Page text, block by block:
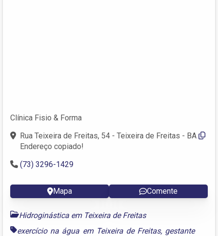
Clínica Fisio & Forma
Rua Teixeira de Freitas, 54 - Teixeira de Freitas - BA
Endereço copiado!
(73) 3296-1429
Mapa Comente
Hidroginástica em Teixeira de Freitas
exercício na água em Teixeira de Freitas, gestante